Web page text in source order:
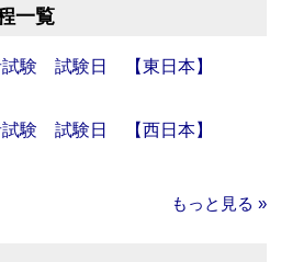
一覧
験 試験日 【東日本】
験 試験日 【西日本】
もっと見る »